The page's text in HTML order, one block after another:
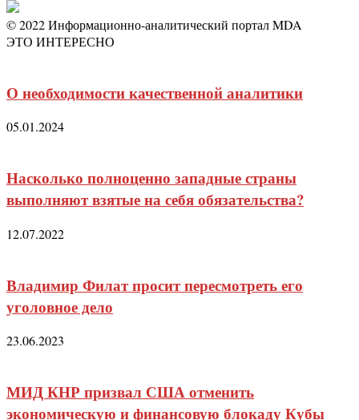
© 2022 Информационно-аналитический портал MDA
ЭТО ИНТЕРЕСНО
О необходимости качественной аналитики
05.01.2024
Насколько полноценно западные страны
выполняют взятые на себя обязательства?
12.07.2022
Владимир Филат просит пересмотреть его
уголовное дело
23.06.2023
МИД КНР призвал США отменить
экономическую и финансовую блокаду Кубы